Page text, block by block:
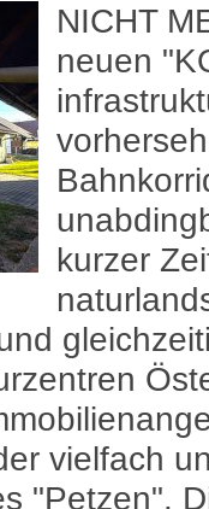
NICHT
neuen
kurzer
vielfach
"Petzen".